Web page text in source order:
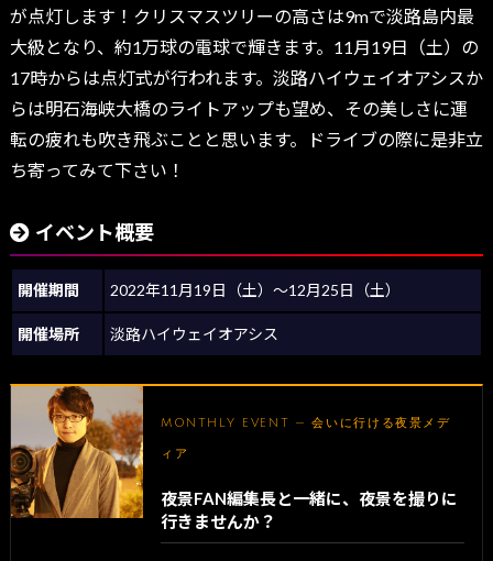
が点灯します！クリスマスツリーの高さは9mで淡路島内最
大級となり、約1万球の電球で輝きます。11月19日（土）の
17時からは点灯式が行われます。淡路ハイウェイオアシスか
らは明石海峡大橋のライトアップも望め、その美しさに運
転の疲れも吹き飛ぶことと思います。ドライブの際に是非立
ち寄ってみて下さい！
イベント概要
開催期間 2022年11月19日（土）～12月25日（土）
開催場所 淡路ハイウェイオアシス
MONTHLY EVENT — 会いに行ける夜景メデ
ィア
夜景FAN編集長と一緒に、夜景を撮りに
行きませんか？